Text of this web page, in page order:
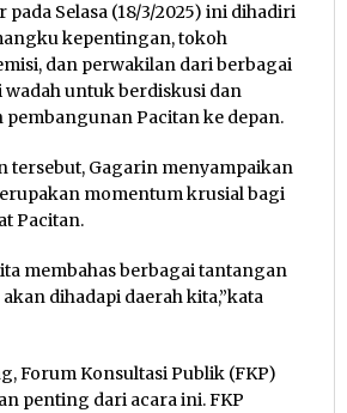
Selasa (18/3/2025) ini dihadiri
kepentingan, tokoh
dan perwakilan dari berbagai
untuk berdiskusi dan
Pacitan ke depan.
tersebut, Gagarin menyampaikan
momentum krusial bagi
Pacitan.
membahas berbagai tantangan
dihadapi daerah kita,”kata
Forum Konsultasi Publik (FKP)
penting dari acara ini. FKP